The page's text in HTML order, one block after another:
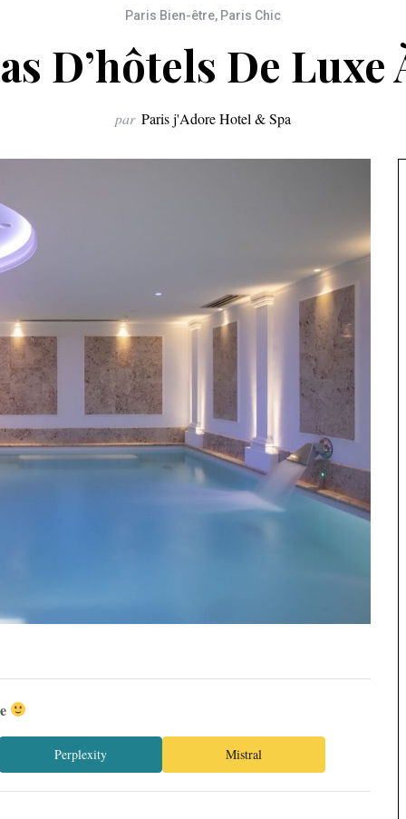
Paris Bien-être, Paris Chic
D’hôtels De Luxe
par Paris j'Adore Hotel & Spa
Perplexity Mistral